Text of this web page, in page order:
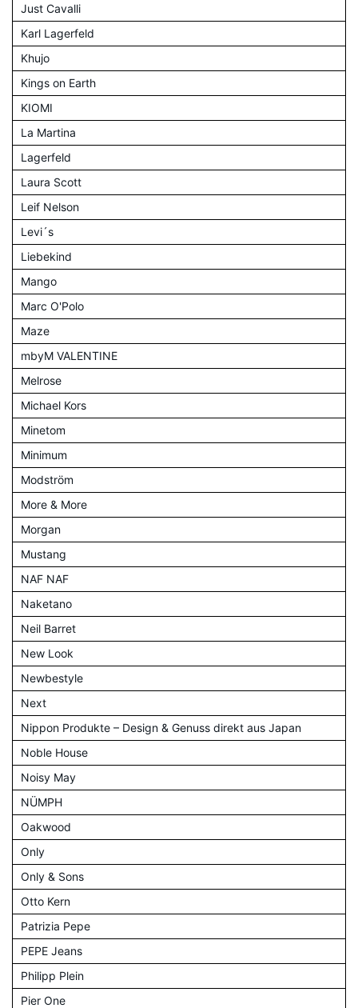
Just Cavalli
Karl Lagerfeld
Khujo
Kings on Earth
KIOMI
La Martina
Lagerfeld
Laura Scott
Leif Nelson
Levi´s
Liebekind
Mango
Marc O'Polo
Maze
mbyM VALENTINE
Melrose
Michael Kors
Minetom
Minimum
Modström
More & More
Morgan
Mustang
NAF NAF
Naketano
Neil Barret
New Look
Newbestyle
Next
Nippon Produkte – Design & Genuss direkt aus Japan
Noble House
Noisy May
NÜMPH
Oakwood
Only
Only & Sons
Otto Kern
Patrizia Pepe
PEPE Jeans
Philipp Plein
Pier One